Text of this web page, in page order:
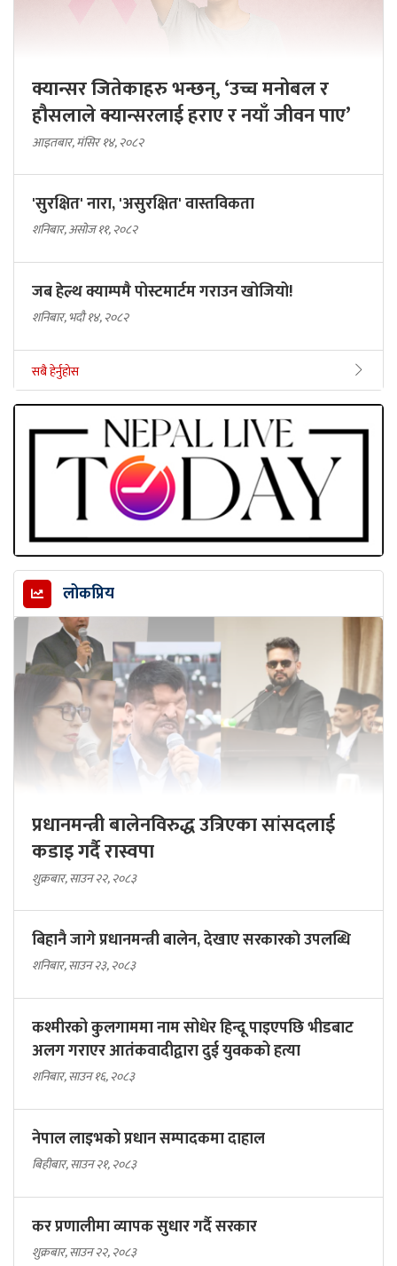
क्यान्सर जितेकाहरु भन्छन्, ‘उच्च मनोबल र
हौसलाले क्यान्सरलाई हराए र नयाँ जीवन पाए’
आइतबार, मंसिर १४, २०८२
'सुरक्षित' नारा, 'असुरक्षित' वास्तविकता
शनिबार, असोज ११, २०८२
जब हेल्थ क्याम्पमै पोस्टमार्टम गराउन खोजियो!
शनिबार, भदौ १४, २०८२
सबै हेर्नुहोस
लोकप्रिय
प्रधानमन्त्री बालेनविरुद्ध उत्रिएका सांसदलाई
कडाइ गर्दै रास्वपा
शुक्रबार, साउन २२, २०८३
बिहानै जागे प्रधानमन्त्री बालेन, देखाए सरकारकाे उपलब्धि
शनिबार, साउन २३, २०८३
कश्मीरको कुलगाममा नाम सोधेर हिन्दू पाइएपछि भीडबाट
अलग गराएर आतंकवादीद्वारा दुई युवकको हत्या
शनिबार, साउन १६, २०८३
नेपाल लाइभको प्रधान सम्पादकमा दाहाल
बिहीबार, साउन २१, २०८३
कर प्रणालीमा व्यापक सुधार गर्दै सरकार
शुक्रबार, साउन २२, २०८३